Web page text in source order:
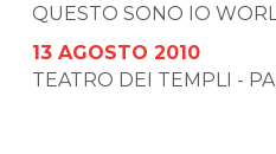
QUESTO SONO IO
13 AGOSTO 2010
TEATRO DEI TEMPLI -